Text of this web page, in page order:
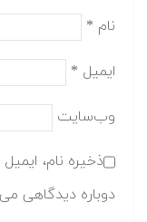
نام *
ایمیل *
وب‌سایت
ذخیره نام،
دوباره دیدگاهی